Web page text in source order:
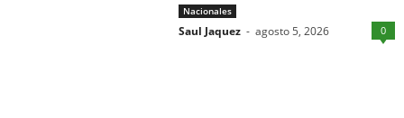
Nacionales
Saul Jaquez - agosto 5, 2026 0